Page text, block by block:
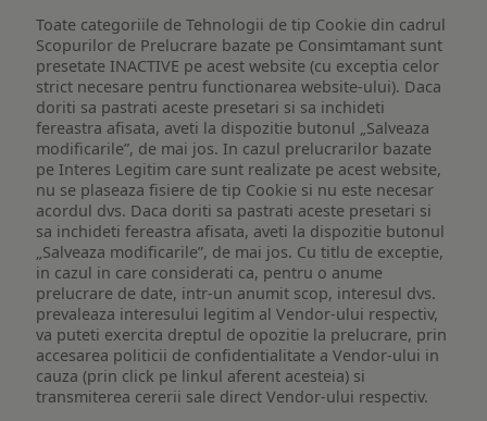
Toate categoriile de Tehnologii de tip Cookie din cadrul
Scopurilor de Prelucrare bazate pe Consimtamant sunt
presetate INACTIVE pe acest website (cu exceptia celor
strict necesare pentru functionarea website-ului). Daca
doriti sa pastrati aceste presetari si sa inchideti
fereastra afisata, aveti la dispozitie butonul „Salveaza
modificarile”, de mai jos. In cazul prelucrarilor bazate
pe Interes Legitim care sunt realizate pe acest website,
nu se plaseaza fisiere de tip Cookie si nu este necesar
acordul dvs. Daca doriti sa pastrati aceste presetari si
sa inchideti fereastra afisata, aveti la dispozitie butonul
„Salveaza modificarile”, de mai jos. Cu titlu de exceptie,
in cazul in care considerati ca, pentru o anume
prelucrare de date, intr-un anumit scop, interesul dvs.
prevaleaza interesului legitim al Vendor-ului respectiv,
va puteti exercita dreptul de opozitie la prelucrare, prin
accesarea politicii de confidentialitate a Vendor-ului in
cauza (prin click pe linkul aferent acesteia) si
transmiterea cererii sale direct Vendor-ului respectiv.